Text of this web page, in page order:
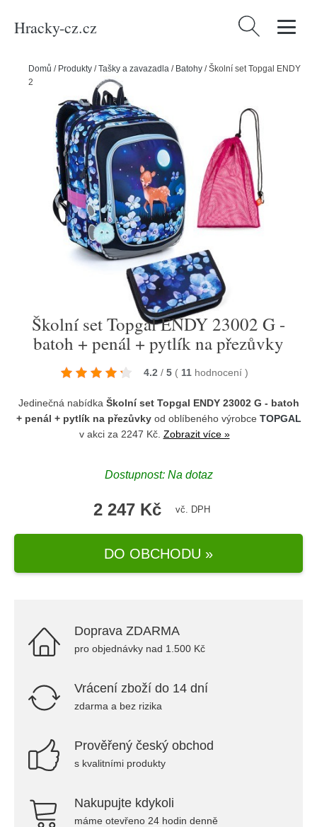
Hracky-cz.cz Vyhledávání
Domů / Produkty /Tašky a zavazadla / Batohy /Školní set Topgal ENDY
23002 G - batoh + penál + pytlík na přezůvky
Školní set Topgal ENDY 23002 G -
batoh + penál + pytlík na přezůvky
4.2 / 5 ( 11 hodnocení )
Jedinečná nabídka Školní set Topgal ENDY 23002 G - batoh
+ penál + pytlík na přezůvkyod oblíbeného výrobce TOPGAL
v akci za 2247 Kč. Zobrazit více »
Dostupnost: Na dotaz
2 247 Kč vč. DPH
DO OBCHODU »
Doprava ZDARMA
pro objednávky nad 1.500 Kč
Vrácení zboží do 14 dní
zdarma a bez rizika
Prověřený český obchod
s kvalitními produkty
Nakupujte kdykoli
máme otevřeno 24 hodin denně